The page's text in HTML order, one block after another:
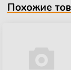
Похожие